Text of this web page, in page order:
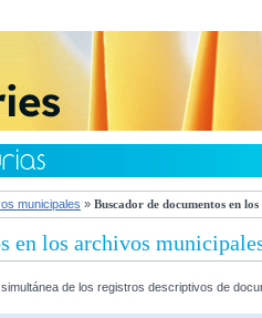
municipales » Buscador de documentos en
en los archivos
de los registros descriptivos de